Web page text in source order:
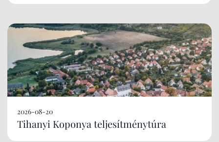
2026-08-20
Tihanyi Koponya teljesítménytúra